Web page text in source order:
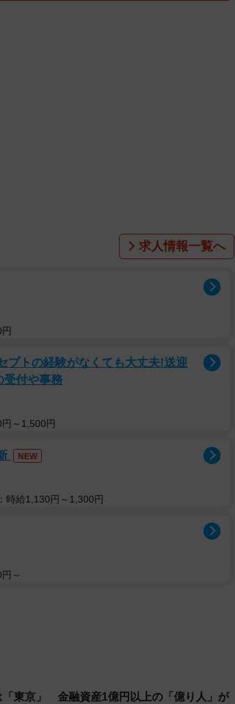
2/4
でいますか？（提供画像）
たところ、「取り組んでいる」と答えた人は
算出）となり、2024年から1.3ポイントの増
求人情報一覧へ
プトの経験がなくても大丈夫!送迎
受付や事務
～1,500円
NEW
時給1,130円～1,300円
～
「東京」 金融資産1億円以上の「億り人」が